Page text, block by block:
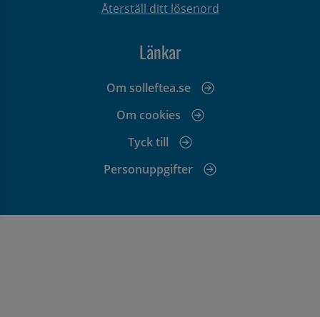
Återställ ditt lösenord
Länkar
Om solleftea.se
Om cookies
Tyck till
Personuppgifter